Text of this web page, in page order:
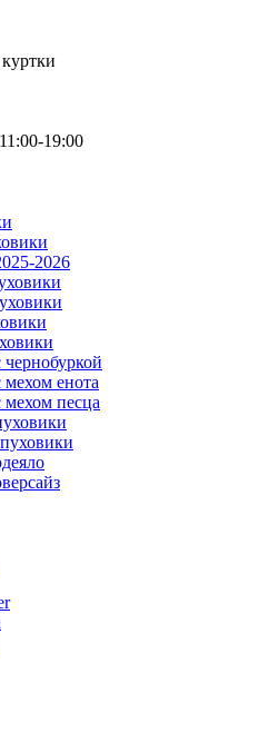
19:00
2026
енота
песца